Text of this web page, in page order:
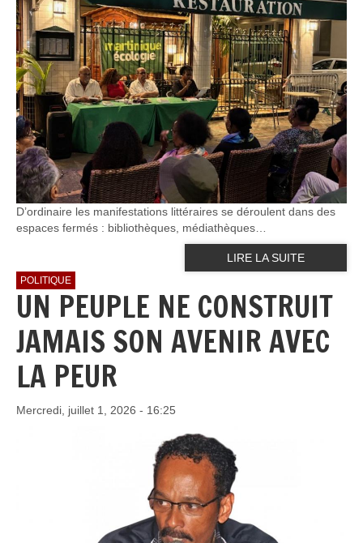
D’ordinaire les manifestations littéraires se déroulent dans des
espaces fermés : bibliothèques, médiathèques…
LIRE LA SUITE
POLITIQUE
UN PEUPLE NE CONSTRUIT
JAMAIS SON AVENIR AVEC
LA PEUR
Mercredi, juillet 1, 2026 - 16:25